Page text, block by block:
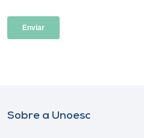
Sobre a Unoesc